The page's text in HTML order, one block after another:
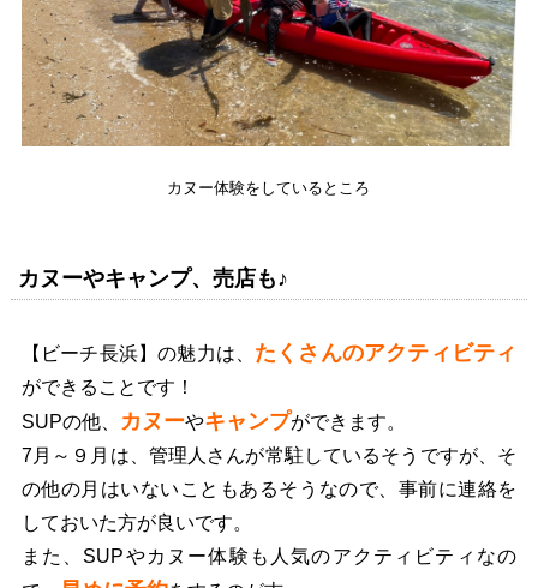
カヌー体験をしているところ
カヌーやキャンプ、売店も♪
【ビーチ長浜】の魅力は、 たくさんのアクティビティ
ができることです！
SUPの他、
カヌーやキャンプができます。
7月～９月は、管理人さんが常駐しているそうですが、そ
の他の月はいないこともあるそうなので、事前に連絡を
しておいた方が良いです。
また、SUPやカヌー体験も人気のアクティビティなの